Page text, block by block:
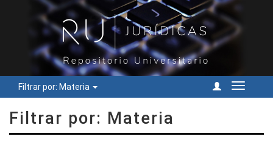
Filtrar por: Materia
Cambiar
Filtrar por: Materia